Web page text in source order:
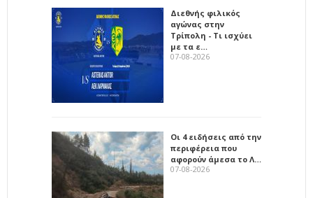
Διεθνής φιλικός
αγώνας στην
Τρίπολη - Τι ισχύει
με τα ε…
07-08-2026
Οι 4 ειδήσεις από την
περιφέρεια που
αφορούν άμεσα το Λ…
07-08-2026